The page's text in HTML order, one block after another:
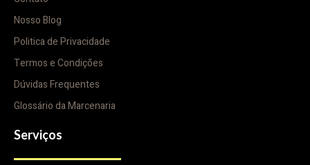
Nosso Blog
Politica de Privacidade
Termos e Condições
Dúvidas Frequentes
Glossário da Marcenaria
Serviços